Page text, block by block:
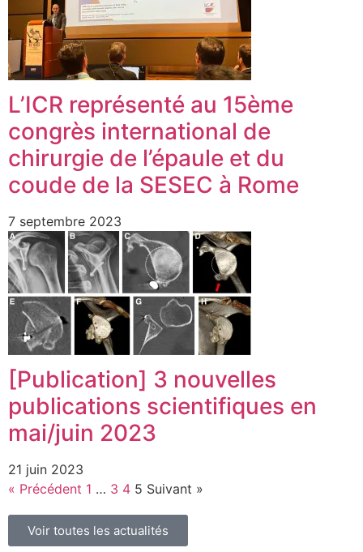
L’ICR représenté au 15ème
congrès international de
chirurgie de l’épaule et du
coude de la SESEC à Rome
7 septembre 2023
[Publication] 3 nouvelles
publications scientifiques en
mai/juin 2023
21 juin 2023
« Précédent 1 … 3 4 5 Suivant »
Voir toutes les actualités